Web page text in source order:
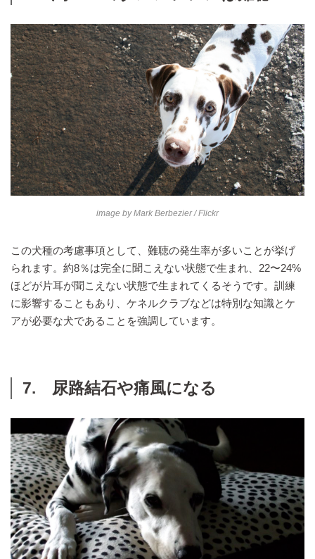
image byMark Berbezier/ Flickr
この犬種の考慮事項として、難聴の発生率が多いことが挙げ
られます。約8％は完全に聞こえない状態で生まれ、22〜24%
ほどが片耳が聞こえない状態で生まれてくるそうです。訓練
に影響することもあり、ケネルクラブなどは特別な知識とケ
アが必要な犬であることを強調しています。
7. 尿路結石や痛風になる